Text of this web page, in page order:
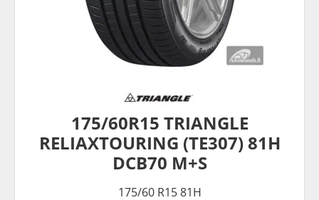
175/60R15 TRIANGLE
RELIAXTOURING (TE307) 81H
DCB70 M+S
175/60 R15 81H